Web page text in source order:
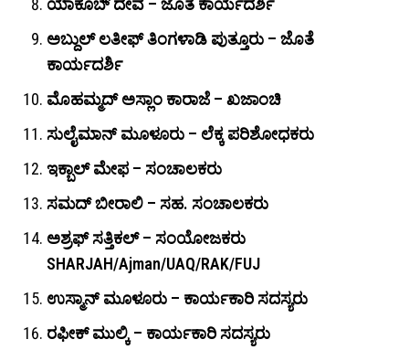
ಯಾಕೂಬ್ ದೇವ – ಜೊತೆ ಕಾರ್ಯದರ್ಶಿ
ಅಬ್ದುಲ್ ಲತೀಫ್ ತಿಂಗಳಾಡಿ ಪುತ್ತೂರು – ಜೊತೆ
ಕಾರ್ಯದರ್ಶಿ
ಮೊಹಮ್ಮದ್ ಅಸ್ಲಾಂ ಕಾರಾಜೆ – ಖಜಾಂಚಿ
ಸುಲೈಮಾನ್ ಮೂಳೂರು – ಲೆಕ್ಕ ಪರಿಶೋಧಕರು
ಇಕ್ಬಾಲ್ ಮೇಫ – ಸಂಚಾಲಕರು
ಸಮದ್ ಬೀರಾಲಿ – ಸಹ. ಸಂಚಾಲಕರು
ಅಶ್ರಫ್ ಸತ್ತಿಕಲ್ – ಸಂಯೋಜಕರು
SHARJAH/Ajman/UAQ/RAK/FUJ
ಉಸ್ಮಾನ್ ಮೂಳೂರು – ಕಾರ್ಯಕಾರಿ ಸದಸ್ಯರು
ರಫೀಕ್ ಮುಲ್ಕಿ – ಕಾರ್ಯಕಾರಿ ಸದಸ್ಯರು